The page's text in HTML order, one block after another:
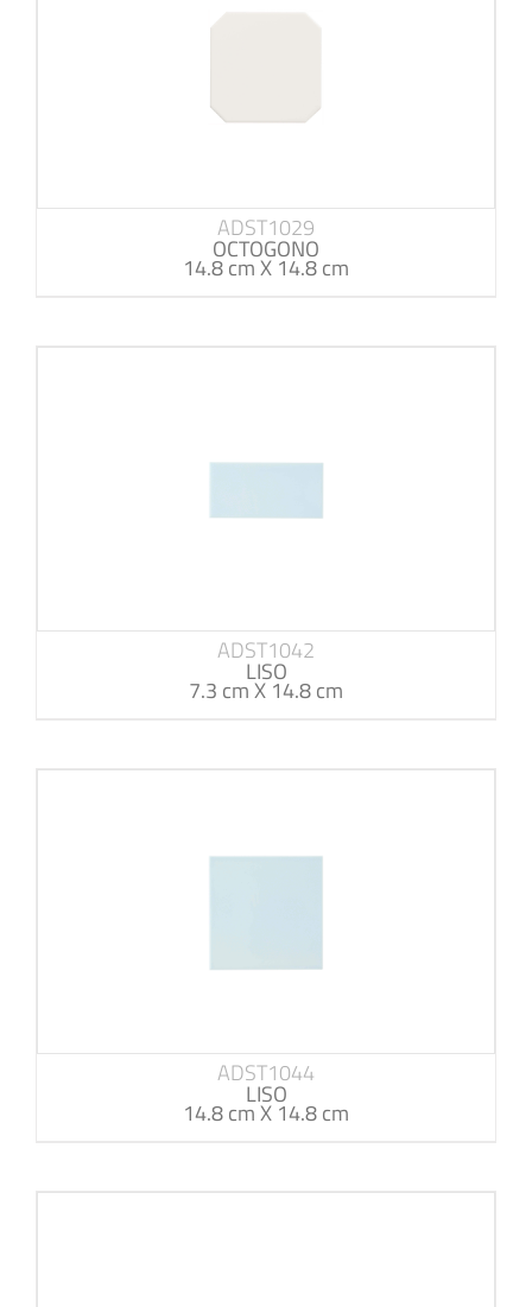
ADST1029
OCTOGONO
14.8 cm X 14.8 cm
ADST1042
LISO
7.3 cm X 14.8 cm
ADST1044
LISO
14.8 cm X 14.8 cm